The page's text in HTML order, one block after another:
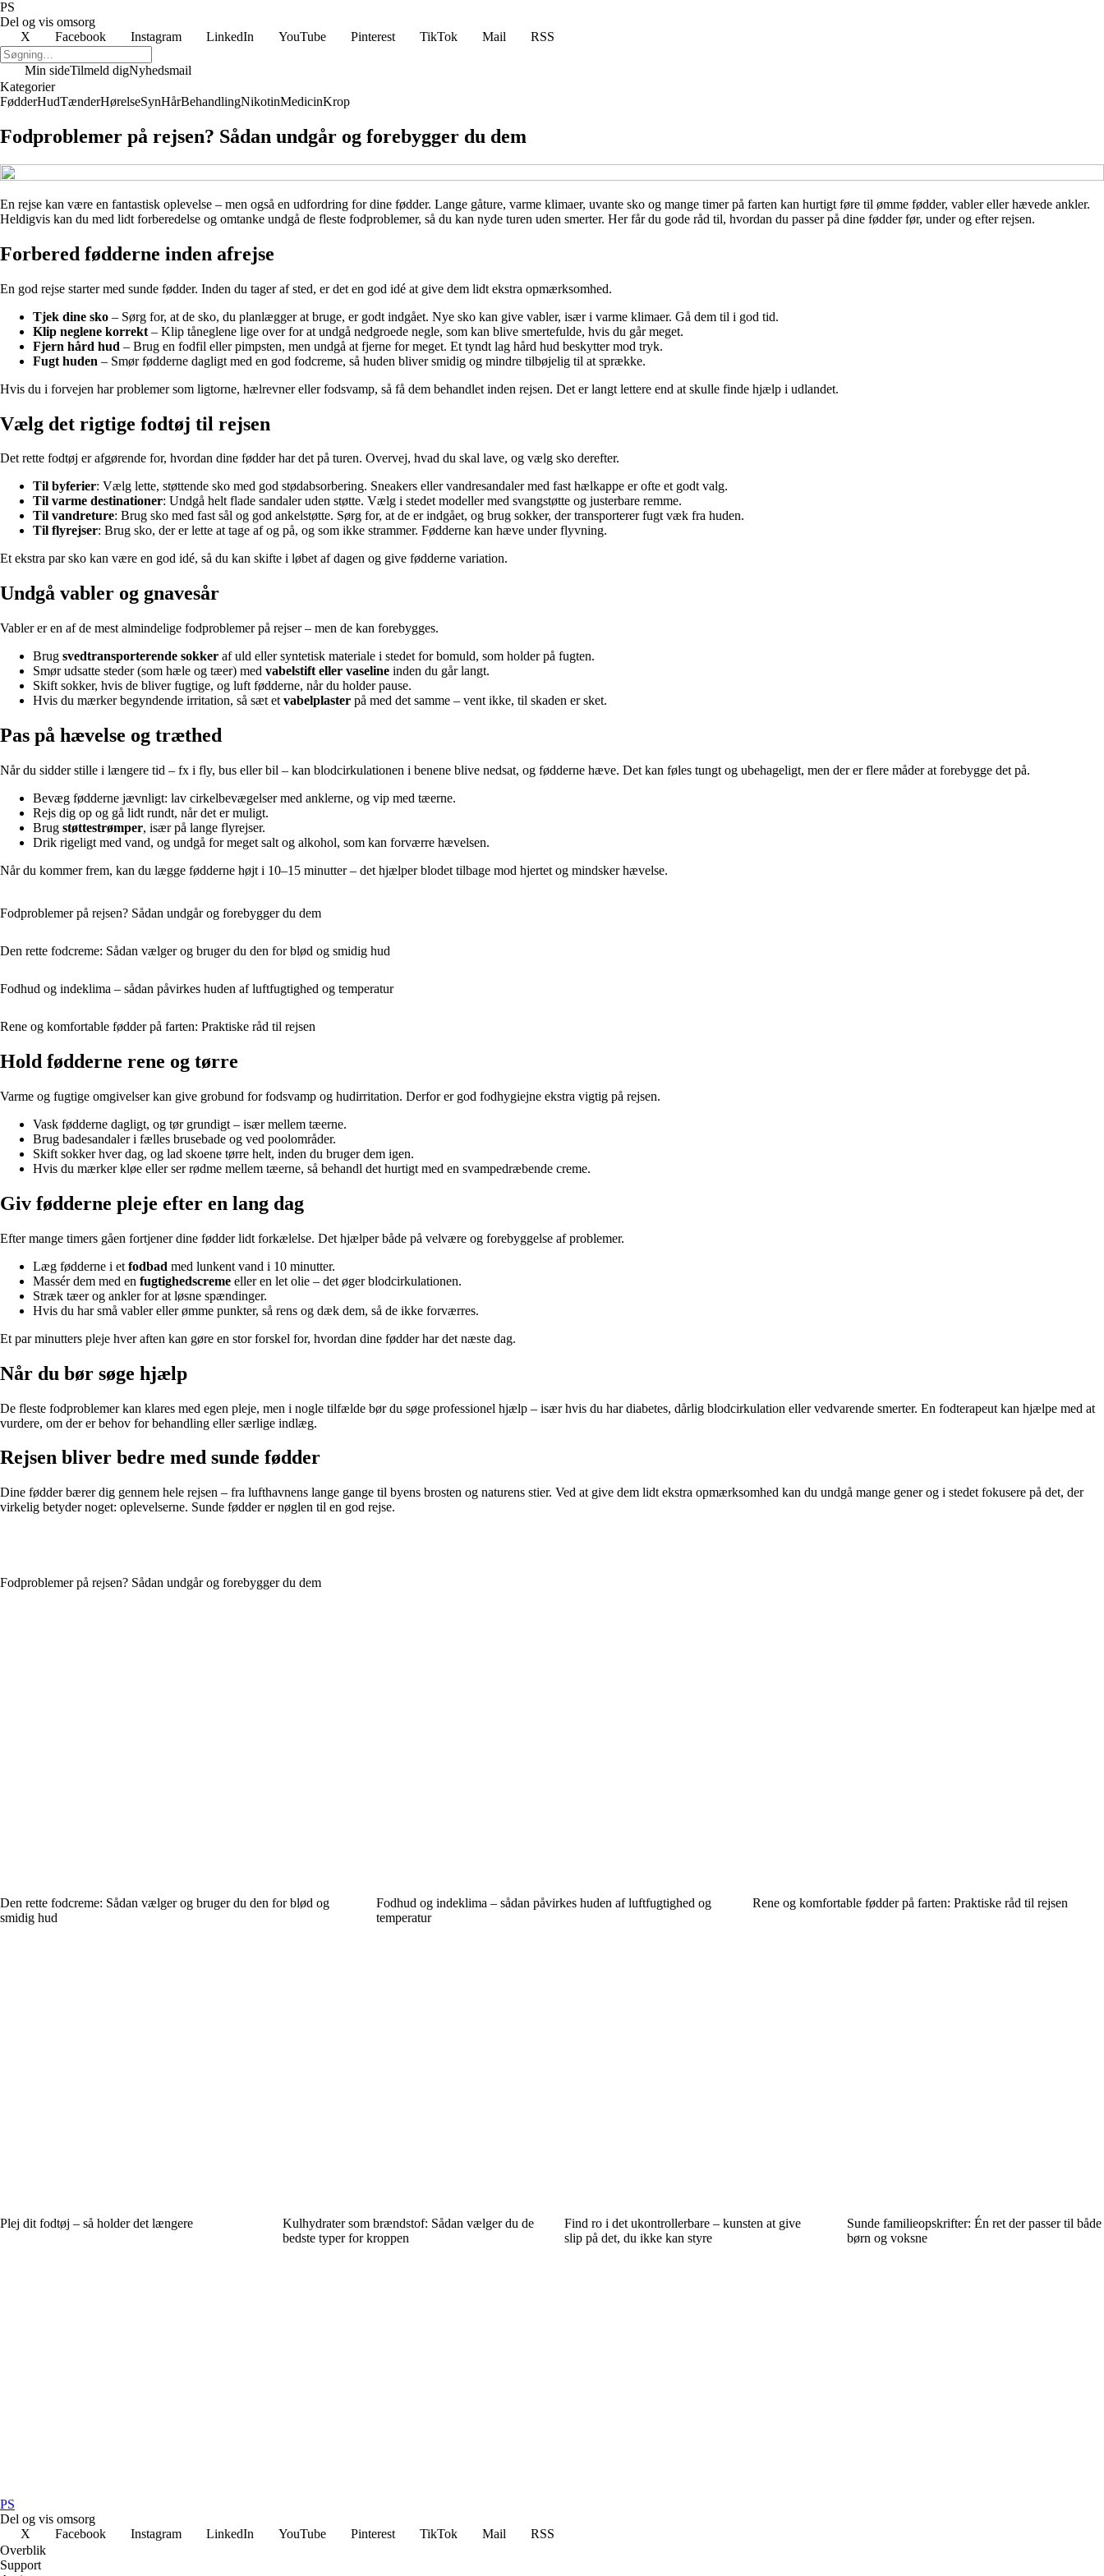
PS
Del og vis omsorg
X
Facebook Instagram LinkedIn YouTube Pinterest TikTok Mail RSS
Min sideTilmeld digNyhedsmail
Kategorier
FødderHudTænderHørelseSynHårBehandlingNikotinMedicinKrop
Fodproblemer på rejsen? Sådan undgår og forebygger du dem
En rejse kan være en fantastisk oplevelse – men også en udfordring for dine fødder. Lange gåture, varme klimaer, uvante sko og mange timer på farten kan hurtigt føre til ømme fødder, vabler eller hævede ankler.
Heldigvis kan du med lidt forberedelse og omtanke undgå de fleste fodproblemer, så du kan nyde turen uden smerter. Her får du gode råd til, hvordan du passer på dine fødder før, under og efter rejsen.
Forbered fødderne inden afrejse
En god rejse starter med sunde fødder. Inden du tager af sted, er det en god idé at give dem lidt ekstra opmærksomhed.
Tjek dine sko – Sørg for, at de sko, du planlægger at bruge, er godt indgået. Nye sko kan give vabler, især i varme klimaer. Gå dem til i god tid.
Klip neglene korrekt – Klip tåneglene lige over for at undgå nedgroede negle, som kan blive smertefulde, hvis du går meget.
Fjern hård hud – Brug en fodfil eller pimpsten, men undgå at fjerne for meget. Et tyndt lag hård hud beskytter mod tryk.
Fugt huden – Smør fødderne dagligt med en god fodcreme, så huden bliver smidig og mindre tilbøjelig til at sprække.
Hvis du i forvejen har problemer som ligtorne, hælrevner eller fodsvamp, så få dem behandlet inden rejsen. Det er langt lettere end at skulle finde hjælp i udlandet.
Vælg det rigtige fodtøj til rejsen
Det rette fodtøj er afgørende for, hvordan dine fødder har det på turen. Overvej, hvad du skal lave, og vælg sko derefter.
Til byferier: Vælg lette, støttende sko med god stødabsorbering. Sneakers eller vandresandaler med fast hælkappe er ofte et godt valg.
Til varme destinationer: Undgå helt flade sandaler uden støtte. Vælg i stedet modeller med svangstøtte og justerbare remme.
Til vandreture: Brug sko med fast sål og god ankelstøtte. Sørg for, at de er indgået, og brug sokker, der transporterer fugt væk fra huden.
Til flyrejser: Brug sko, der er lette at tage af og på, og som ikke strammer. Fødderne kan hæve under flyvning.
Et ekstra par sko kan være en god idé, så du kan skifte i løbet af dagen og give fødderne variation.
Undgå vabler og gnavesår
Vabler er en af de mest almindelige fodproblemer på rejser – men de kan forebygges.
Brug svedtransporterende sokker af uld eller syntetisk materiale i stedet for bomuld, som holder på fugten.
Smør udsatte steder (som hæle og tæer) med vabelstift eller vaseline inden du går langt.
Skift sokker, hvis de bliver fugtige, og luft fødderne, når du holder pause.
Hvis du mærker begyndende irritation, så sæt et vabelplaster på med det samme – vent ikke, til skaden er sket.
Pas på hævelse og træthed
Når du sidder stille i længere tid – fx i fly, bus eller bil – kan blodcirkulationen i benene blive nedsat, og fødderne hæve. Det kan føles tungt og ubehageligt, men der er flere måder at forebygge det på.
Bevæg fødderne jævnligt: lav cirkelbevægelser med anklerne, og vip med tæerne.
Rejs dig op og gå lidt rundt, når det er muligt.
Brug støttestrømper, især på lange flyrejser.
Drik rigeligt med vand, og undgå for meget salt og alkohol, som kan forværre hævelsen.
Når du kommer frem, kan du lægge fødderne højt i 10–15 minutter – det hjælper blodet tilbage mod hjertet og mindsker hævelse.
Fodproblemer på rejsen? Sådan undgår og forebygger du dem
Den rette fodcreme: Sådan vælger og bruger du den for blød og smidig hud
Fodhud og indeklima – sådan påvirkes huden af luftfugtighed og temperatur
Rene og komfortable fødder på farten: Praktiske råd til rejsen
Hold fødderne rene og tørre
Varme og fugtige omgivelser kan give grobund for fodsvamp og hudirritation. Derfor er god fodhygiejne ekstra vigtig på rejsen.
Vask fødderne dagligt, og tør grundigt – især mellem tæerne.
Brug badesandaler i fælles brusebade og ved poolområder.
Skift sokker hver dag, og lad skoene tørre helt, inden du bruger dem igen.
Hvis du mærker kløe eller ser rødme mellem tæerne, så behandl det hurtigt med en svampedræbende creme.
Giv fødderne pleje efter en lang dag
Efter mange timers gåen fortjener dine fødder lidt forkælelse. Det hjælper både på velvære og forebyggelse af problemer.
Læg fødderne i et fodbad med lunkent vand i 10 minutter.
Massér dem med en fugtighedscreme eller en let olie – det øger blodcirkulationen.
Stræk tæer og ankler for at løsne spændinger.
Hvis du har små vabler eller ømme punkter, så rens og dæk dem, så de ikke forværres.
Et par minutters pleje hver aften kan gøre en stor forskel for, hvordan dine fødder har det næste dag.
Når du bør søge hjælp
De fleste fodproblemer kan klares med egen pleje, men i nogle tilfælde bør du søge professionel hjælp – især hvis du har diabetes, dårlig blodcirkulation eller vedvarende smerter. En fodterapeut kan hjælpe med at
vurdere, om der er behov for behandling eller særlige indlæg.
Rejsen bliver bedre med sunde fødder
Dine fødder bærer dig gennem hele rejsen – fra lufthavnens lange gange til byens brosten og naturens stier. Ved at give dem lidt ekstra opmærksomhed kan du undgå mange gener og i stedet fokusere på det, der
virkelig betyder noget: oplevelserne. Sunde fødder er nøglen til en god rejse.
Fodproblemer på rejsen? Sådan undgår og forebygger du dem
Den rette fodcreme: Sådan vælger og bruger du den for blød og
smidig hud
Fodhud og indeklima – sådan påvirkes huden af luftfugtighed og
temperatur
Rene og komfortable fødder på farten: Praktiske råd til rejsen
Plej dit fodtøj – så holder det længere
Kulhydrater som brændstof: Sådan vælger du de
bedste typer for kroppen
Find ro i det ukontrollerbare – kunsten at give
slip på det, du ikke kan styre
Sunde familieopskrifter: Én ret der passer til både
børn og voksne
PS
Del og vis omsorg
X
Facebook Instagram LinkedIn YouTube Pinterest TikTok Mail
RSS
Overblik
Support